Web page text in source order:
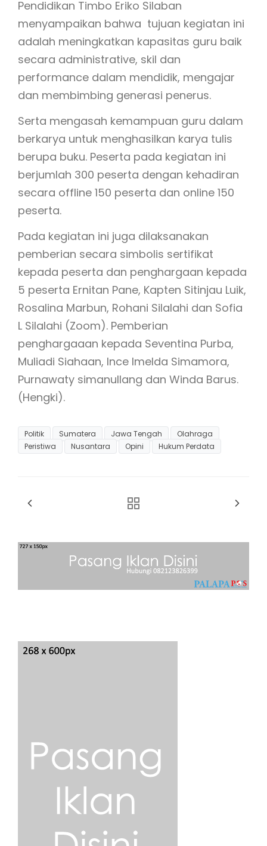
Pendidikan Timbo Eriko Silaban
menyampaikan bahwa tujuan kegiatan ini
adalah meningkatkan kapasitas guru baik
secara administrative, skil dan
performance dalam mendidik, mengajar
dan membimbing generasi penerus.
Serta mengasah kemampuan guru dalam
berkarya untuk menghasilkan karya tulis
berupa buku. Peserta pada kegiatan ini
berjumlah 300 peserta dengan kehadiran
secara offline 150 peserta dan online 150
peserta.
Pada kegiatan ini juga dilaksanakan
pemberian secara simbolis sertifikat
kepada peserta dan penghargaan kepada
5 peserta Ernitan Pane, ⁠Kapten Sitinjau Luik,
⁠Rosalina Marbun, ⁠Rohani Silalahi dan ⁠Sofia
L Silalahi (Zoom). Pemberian
penghargaaan kepada Seventina Purba,
Muliadi Siahaan, Ince Imelda Simamora,
Purnawaty simanullang dan Winda Barus.
(Hengki).
Politik Sumatera Jawa Tengah
Olahraga
Peristiwa
Nusantara Opini Hukum Perdata